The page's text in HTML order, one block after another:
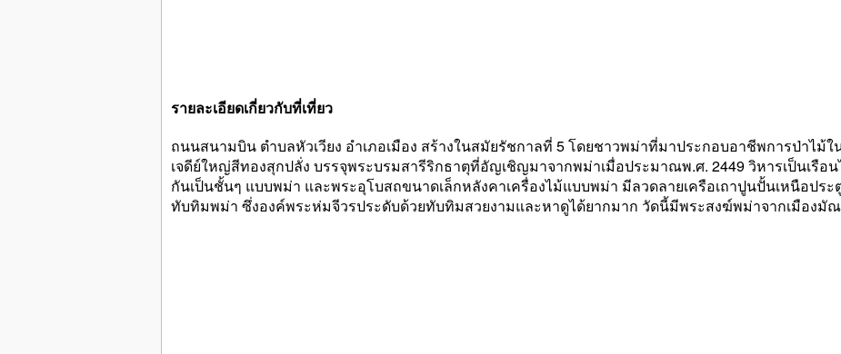
รายละเอียดเกี่ยวกับที่เที่ยว
ถนนสนามบิน ตำบลหัวเวียง อำเภอเมือง สร้างในสมัยรัชกาลที่ 5 โดยชาวพม่าที่มาประกอบอาชีพการป่าไม้ใ
เจดีย์ใหญ่สีทองสุกปลั่ง บรรจุพระบรมสารีริกธาตุที่อัญเชิญมาจากพม่าเมื่อประมาณพ.ศ. 2449 วิหารเป็นเรื
กันเป็นชั้นๆ แบบพม่า และพระอุโบสถขนาดเล็กหลังคาเครื่องไม้แบบพม่า มีลวดลายเครือเถาปูนปั้นเหนือปร
ทับทิมพม่า ซึ่งองค์พระห่มจีวรประดับด้วยทับทิมสวยงามและหาดูได้ยากมาก วัดนี้มีพระสงฆ์พม่าจากเมืองมัณ